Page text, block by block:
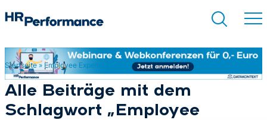
Suchen
Startseite» Employee Experience
Alle Beiträge mit dem
Schlagwort „Employee